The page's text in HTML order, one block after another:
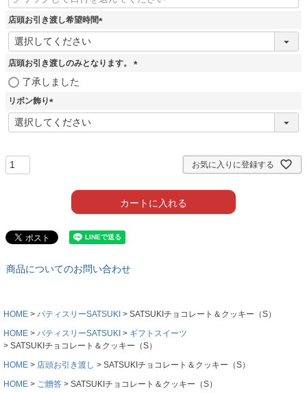
必
須
)
店頭お引き渡し希望時間
(
須
店頭お引き渡しのみとなります。
)
了承しました
リボン飾り
(
必
お気に入りに登録する
カートに入れる
商品についてのお問い合わせ
HOME パティスリーSATSUKI
SATSUKIチョコレート＆クッキー（S）
HOME
パティスリーSATSUKI
ギフトスイーツ
SATSUKIチョコレート＆クッキー（S）
HOME
店頭お引き渡し
SATSUKIチョコレート＆クッキー（S）
HOME
ご贈答 SATSUKIチョコレート＆クッキー（S）